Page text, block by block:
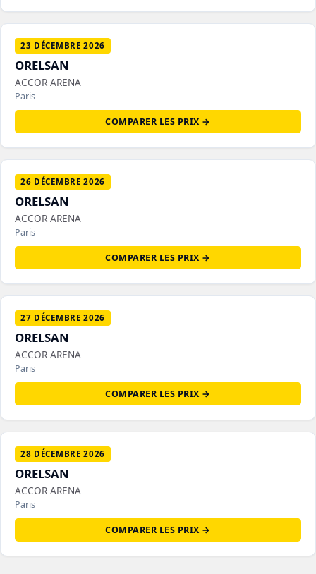
23 DÉCEMBRE 2026
ORELSAN
ACCOR ARENA
Paris
COMPARER LES PRIX →
26 DÉCEMBRE 2026
ORELSAN
ACCOR ARENA
Paris
COMPARER LES PRIX →
27 DÉCEMBRE 2026
ORELSAN
ACCOR ARENA
Paris
COMPARER LES PRIX →
28 DÉCEMBRE 2026
ORELSAN
ACCOR ARENA
Paris
COMPARER LES PRIX →